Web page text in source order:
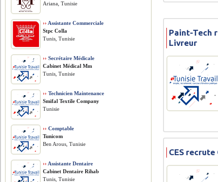
Paint-Tech
Livreur
CES
Ariana, Tunisie
›› Assistante Commerciale
Stpc Colla
Tunis, Tunisie
›› Secrétaire Médicale
Cabinet Médical Mm
Tunis, Tunisie
›› Technicien Maintenance
Smifal Textile Company
Tunisie
›› Comptable
Tunicom
Ben Arous, Tunisie
›› Assistante Dentaire
Cabinet Dentaire Rihab
Tunis, Tunisie